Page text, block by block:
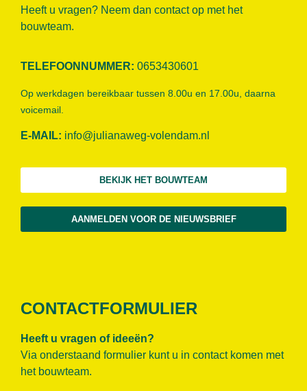
Heeft u vragen? Neem dan contact op met het
bouwteam.
TELEFOONNUMMER: 0653430601
Op werkdagen bereikbaar tussen 8.00u en 17.00u, daarna
voicemail.
E-MAIL: info@julianaweg-volendam.n
BEKIJK HET BOUWTEAM
AANMELDEN VOOR DE NIEUWSBRIEF
CONTACTFORMULIER
Heeft u vragen of ideeën?
Via onderstaand formulier kunt u in contact komen met
het bouwteam.